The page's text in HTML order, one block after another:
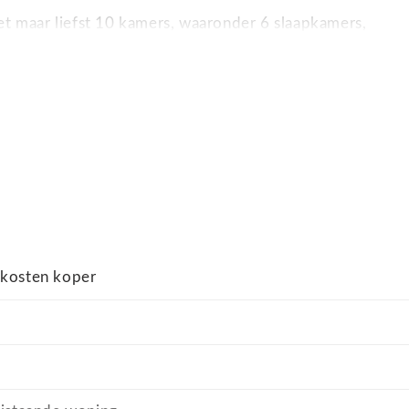
liefst 10 kamers, waaronder 6 slaapkamers,
uitgebreide faciliteiten betreft dit een woning die
geheel een warme en uitnodigende uitstraling
met eigen badkamer, ideaal voor gasten of
koper